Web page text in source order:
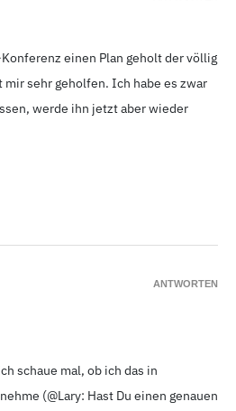
einen Plan geholt der völlig
mir sehr geholfen. Ich habe es zwar
werde ihn jetzt aber wieder
schaue mal, ob ich das in
(@Lary: Hast Du einen genauen
ANTWORTEN